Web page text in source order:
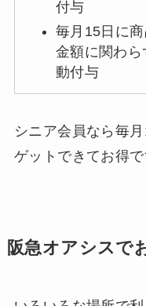
付与
毎月15日に
金額に関わ
動付与
シニア会員なら毎
ゲットできてお得で
阪急オアシスで